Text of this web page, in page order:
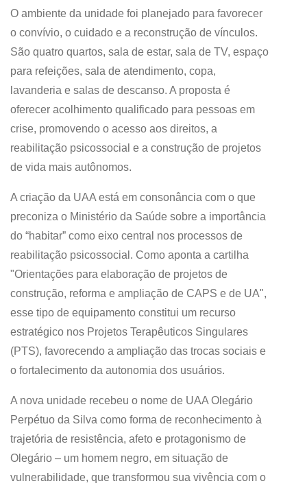
​​O ambiente da unidade foi planejado para favorecer
o convívio, o cuidado e a reconstrução de vínculos.
São quatro quartos, sala de estar, sala de TV, espaço
para refeições, sala de atendimento, copa,
lavanderia e salas de descanso. A proposta é
oferecer acolhimento qualificado para pessoas em
crise, promovendo o acesso aos direitos, a
reabilitação psicossocial e a construção de projetos
de vida mais autônomos.
A criação da UAA está em consonância com o que
preconiza o Ministério da Saúde sobre a importância
do “habitar” como eixo central nos processos de
reabilitação psicossocial. Como aponta a cartilha
"Orientações para elaboração de projetos de
construção, reforma e ampliação de CAPS e de UA",
esse tipo de equipamento constitui um recurso
estratégico nos Projetos Terapêuticos Singulares
(PTS), favorecendo a ampliação das trocas sociais e
o fortalecimento da autonomia dos usuários.
A nova unidade recebeu o nome de UAA Olegário
Perpétuo da Silva como forma de reconhecimento à
trajetória de resistência, afeto e protagonismo de
Olegário – um homem negro, em situação de
vulnerabilidade, que transformou sua vivência com o